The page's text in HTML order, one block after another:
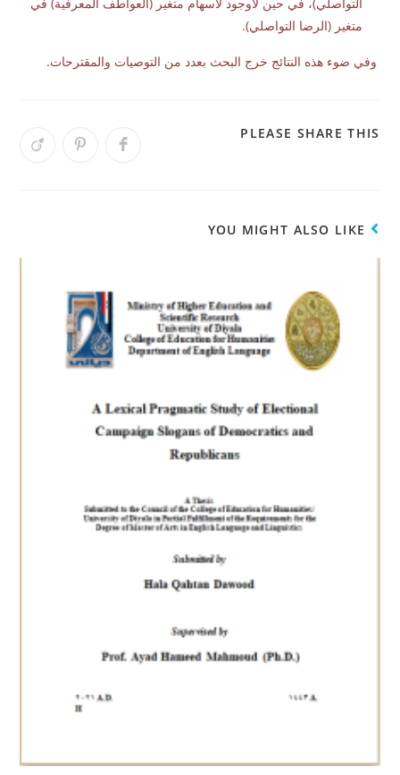
التواصلي)، في حين لاوجود لأسهام متغير (العواطف المعرفية) في
متغير (الرضا التواصلي).
وفي ضوء هذه النتائج خرج البحث بعدد من التوصيات والمقترحات.
PLEASE SHARE THIS
YOU MIGHT ALSO LIKE